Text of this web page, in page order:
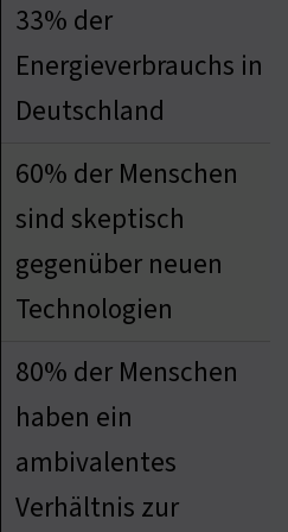
33% der
Energieverbrauchs in
Deutschland
60% der Menschen
sind skeptisch
gegenüber neuen
Technologien
80% der Menschen
haben ein
ambivalentes
Verhältnis zur